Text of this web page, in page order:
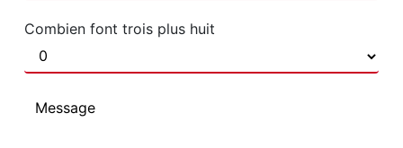
Combien font trois plus huit